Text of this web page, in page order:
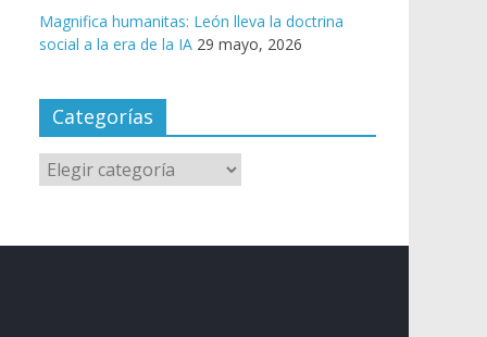
Magnifica humanitas: León lleva la doctrina
social a la era de la IA 29 mayo, 2026
Categorías